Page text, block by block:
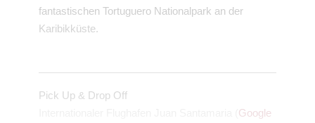
fantastischen Tortuguero Nationalpark an der
Karibikküste.
Pick Up & Drop Off
Google